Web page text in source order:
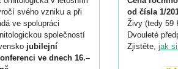
svého vzniku a při
ve spolupráci
společností
jubilejní
ve dnech 16.–
od čísla 1/
Živy (tedy 59
Dvouleté
Zjistěte, jak